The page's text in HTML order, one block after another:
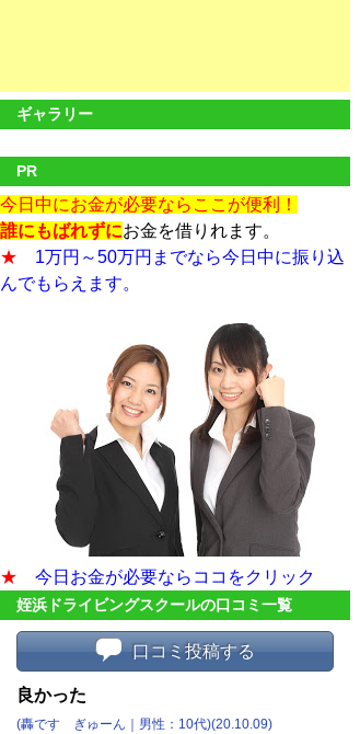
ギャラリー
PR
今日中にお金が必要ならここが便利！
誰にもばれずにお金を借りれます。
★
1万円～50万円までなら今日中に振り込
んでもらえます。
★ 今日お金が必要ならココをクリック
姪浜ドライビングスクールの口コミ一覧
口コミ投稿する
良かった
(轟です ぎゅーん｜男性：10代)(20.10.09)